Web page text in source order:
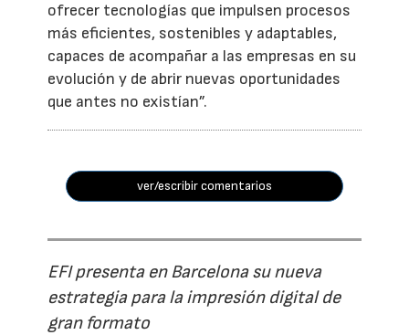
ofrecer tecnologías que impulsen procesos
más eficientes, sostenibles y adaptables,
capaces de acompañar a las empresas en su
evolución y de abrir nuevas oportunidades
que antes no existían”.
ver/escribir comentarios
EFI presenta en Barcelona su nueva
estrategia para la impresión digital de
gran formato